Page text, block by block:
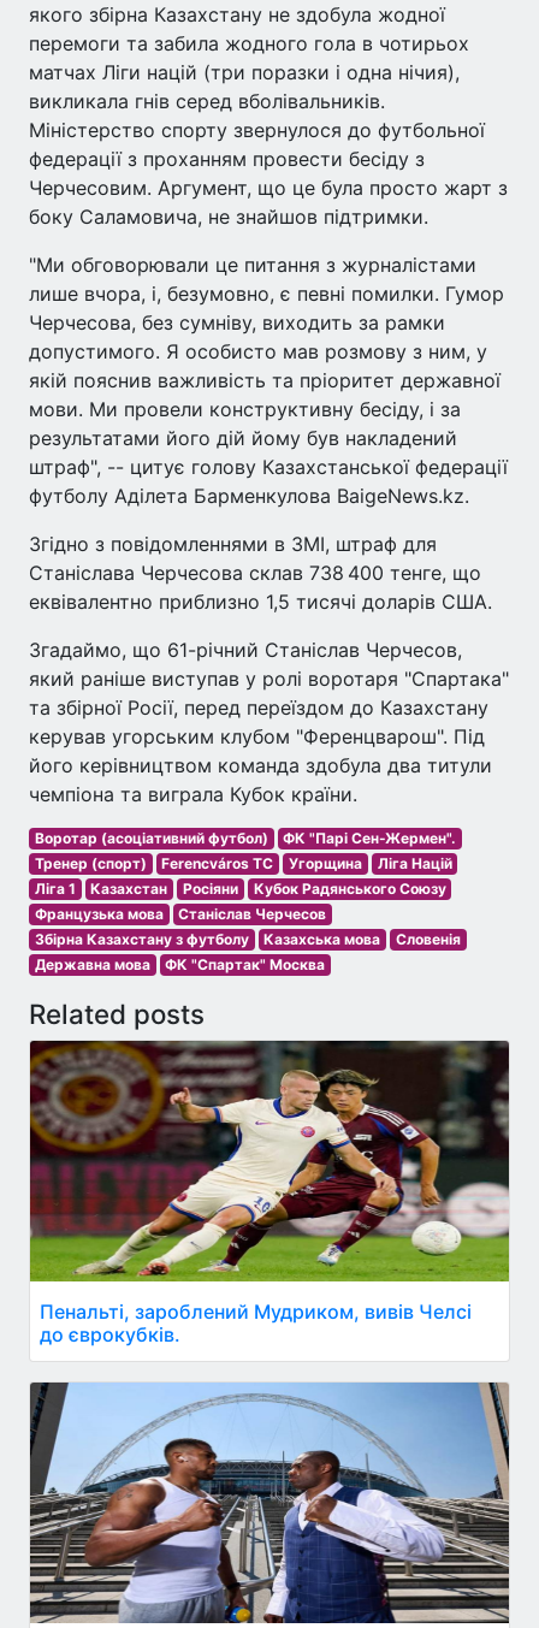
якого збірна Казахстану не здобула жодної
перемоги та забила жодного гола в чотирьох
матчах Ліги націй (три поразки і одна нічия),
викликала гнів серед вболівальників.
Міністерство спорту звернулося до футбольної
федерації з проханням провести бесіду з
Черчесовим. Аргумент, що це була просто жарт з
боку Саламовича, не знайшов підтримки.
"Ми обговорювали це питання з журналістами
лише вчора, і, безумовно, є певні помилки. Гумор
Черчесова, без сумніву, виходить за рамки
допустимого. Я особисто мав розмову з ним, у
якій пояснив важливість та пріоритет державної
мови. Ми провели конструктивну бесіду, і за
результатами його дій йому був накладений
штраф", -- цитує голову Казахстанської федерації
футболу Аділета Барменкулова BaigeNews.kz.
Згідно з повідомленнями в ЗМІ, штраф для
Станіслава Черчесова склав 738 400 тенге, що
еквівалентно приблизно 1,5 тисячі доларів США.
Згадаймо, що 61-річний Станіслав Черчесов,
який раніше виступав у ролі воротаря "Спартака"
та збірної Росії, перед переїздом до Казахстану
керував угорським клубом "Ференцварош". Під
його керівництвом команда здобула два титули
чемпіона та виграла Кубок країни.
Воротар (асоціативний футбол)
ФК "Парі Сен-Жермен".
Тренер (спорт)
Ferencváros TC Угорщина
Ліга Націй
Ліга 1
Казахстан Росіяни
Кубок Радянського Союзу
Французька мова
Станіслав Черчесов
Збірна Казахстану з футболу
Казахська мова
Словенія
Державна мова
ФК "Спартак" Москва
Related posts
Пенальті, зароблений Мудриком, вивів Челсі
до єврокубків.